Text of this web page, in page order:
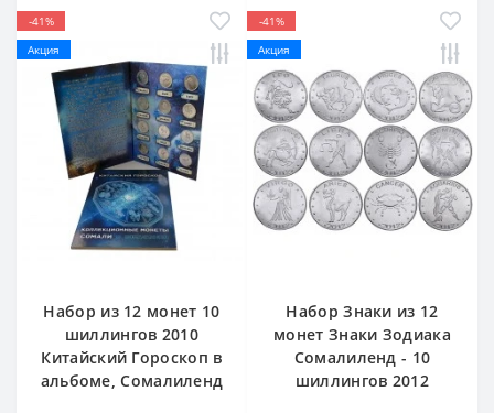
-41%
Акция
Набор из 12 монет 10
шиллингов 2010
Китайский Гороскоп в
альбоме, Сомалиленд
-41%
Акция
Набор Знаки из 12
монет Знаки Зодиака
Сомалиленд - 10
шиллингов 2012